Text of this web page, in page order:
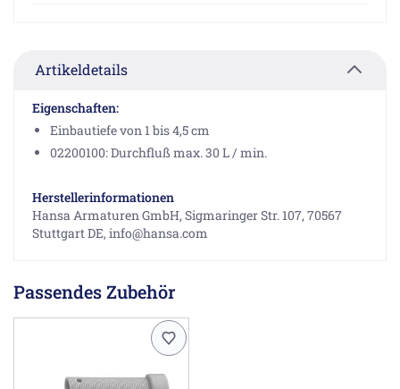
Artikeldetails
Eigenschaften:
Einbautiefe von 1 bis 4,5 cm
02200100: Durchfluß max. 30 L / min.
Herstellerinformationen
Hansa Armaturen GmbH, Sigmaringer Str. 107, 70567
Stuttgart DE, info@hansa.com
Passendes Zubehör